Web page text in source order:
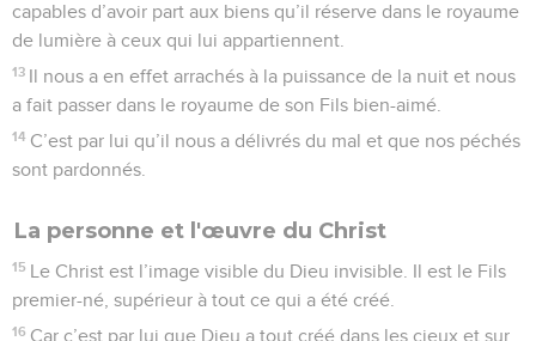
capables d’avoir part aux biens qu’il réserve dans le royaume
de lumière à ceux qui lui appartiennent.
13 Il nous a en effet arrachés à la puissance de la nuit et nous
a fait passer dans le royaume de son Fils bien-aimé.
14 C’est par lui qu’il nous a délivrés du mal et que nos péchés
sont pardonnés.
La personne et l'œuvre du Christ
15 Le Christ est l’image visible du Dieu invisible. Il est le Fils
premier-né, supérieur à tout ce qui a été créé.
16 Car c’est par lui que Dieu a tout créé dans les cieux et sur